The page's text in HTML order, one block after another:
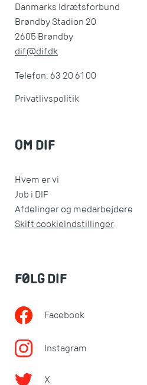
Danmarks Idrætsforbund
Brøndby Stadion 20
2605 Brøndby
dif@dif.dk
Telefon: 63 20 61 00
Privatlivspolitik
OM DIF
Hvem er vi
Job i DIF
Afdelinger og medarbejdere
Skift cookieindstillinger
FØLG DIF
Facebook
Instagram
X